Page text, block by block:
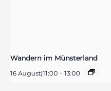
Wandern im Münsterland
16 August|11:00 - 13:00